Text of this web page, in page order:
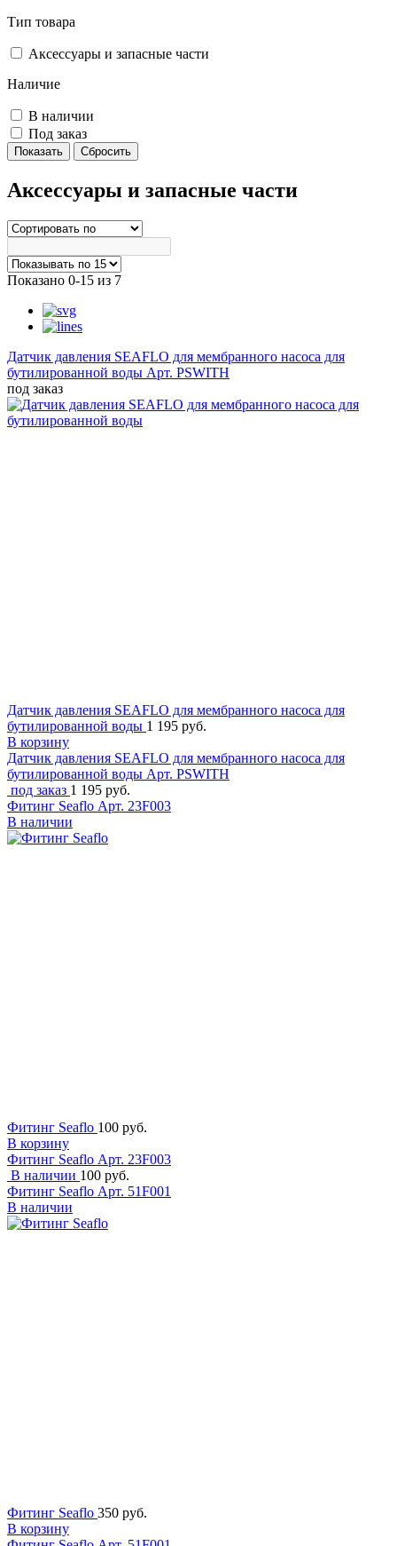
Тип товара
Аксессуары и запасные части
Наличие
В наличии
Под заказ
Аксессуары и запасные части
Показано 0-15 из 7
Датчик давления SEAFLO для мембранного насоса для
бутилированной воды Арт. PSWITH
под заказ
Датчик давления SEAFLO для мембранного насоса для
бутилированной воды 1 195 руб.
В корзину
Датчик давления SEAFLO для мембранного насоса для
бутилированной воды Арт. PSWITH
под заказ 1 195 руб.
Фитинг Seaflo Арт. 23F003
В наличии
Фитинг Seaflo 100 руб.
В корзину
Фитинг Seaflo Арт. 23F003
В наличии 100 руб.
Фитинг Seaflo Арт. 51F001
В наличии
Фитинг Seaflo 350 руб.
В корзину